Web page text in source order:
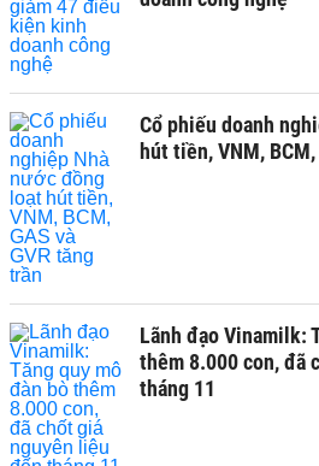
Cổ phiếu doanh
hút tiền, VNM,
Lãnh đạo Vinamilk:
thêm 8.000 con, đã
tháng 11